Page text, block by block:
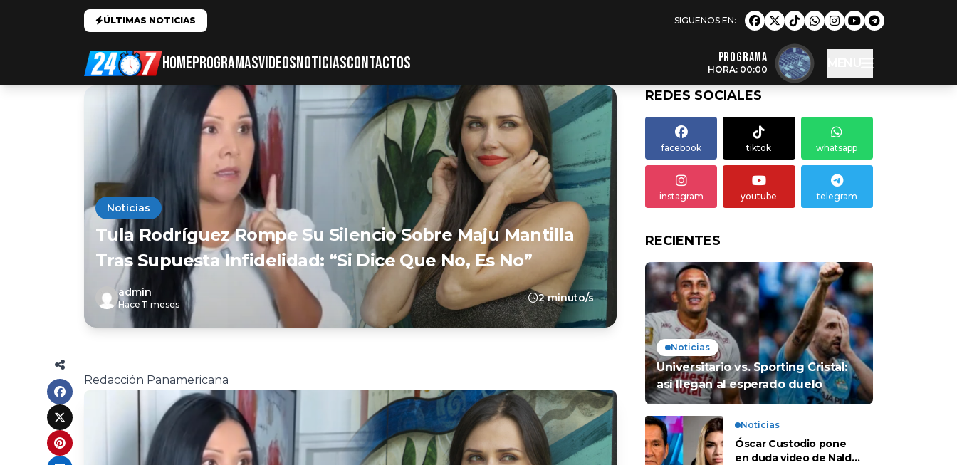
ÚLTIMAS NOTICIAS
HOMEPROGRAMASVIDEOSNOTICIASCONTACTOS Programa
HORA: 00:00
Noticias
Tula Rodríguez Rompe Su Silencio Sobre Maju Mantilla
Tras Supuesta Infidelidad: “Si Dice Que No, Es No”
admin
Hace 11 meses
2 minuto/s
Redacción Panamericana
REDES SOCIALES
facebook tiktok whatsapp
instagram youtube telegram
RECIENTES
Noticias
Universitario vs. Sporting Cristal:
así llegan al esperado duelo
Noticias
Óscar Custodio pone
en duda video de Naldy